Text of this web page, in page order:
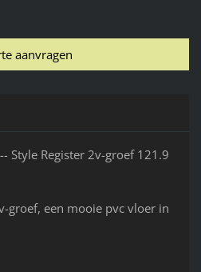
Style Register 2v-groef 121.9
groef, een mooie pvc vloer in